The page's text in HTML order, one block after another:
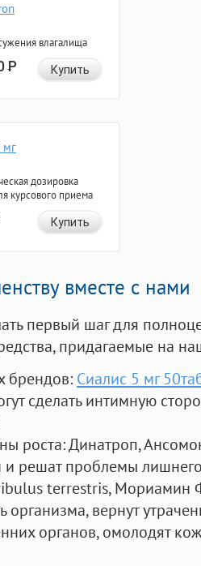
влагалища
Р Купить
мг
дозировка
курсового приема
Купить
вместе с нами
первый шаг для
придагаемые на
брендов: Сиалис 5 мг
сделать интимную
роста: Динатроп,
и решат проблемы
terrestris, Мориамин
организма, вернут
органов, омолодят